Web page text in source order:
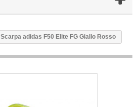
Scarpa adidas F50 Elite FG Giallo Rosso